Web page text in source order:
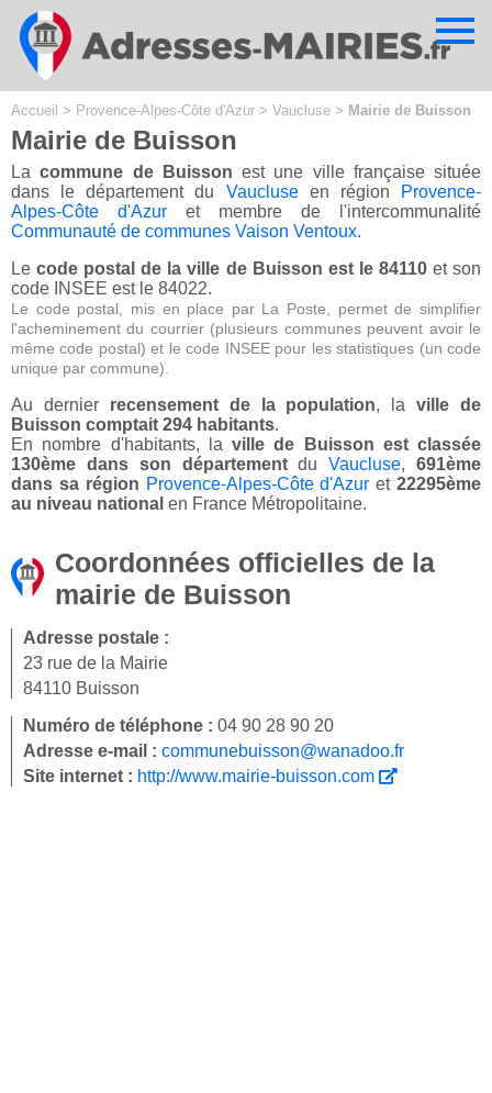
Accueil > Provence-Alpes-Côte d'Azur > Vaucluse > Mairie de Buisson
Mairie de Buisson
Lacommune de Buisson est une ville française située
dans le département du Vaucluseen région
Provence-
Alpes-Côte d'Azur et membre de l'intercommunalité
Communauté de communes Vaison Ventoux.
Lecode postal de la ville de Buisson est le 84110et son
code INSEE est le 84022.
Le code postal, mis en place par La Poste, permet de simplifier
l'acheminement du courrier (plusieurs communes peuvent avoir le
même code postal) et le code INSEE pour les statistiques (un code
unique par commune).
Au dernier recensement de la population, laville de
Buisson comptait 294 habitants.
En nombre d'habitants, la ville de Buisson est classée
130ème dans son départementduVaucluse,691ème
dans sa région Provence-Alpes-Côte d'Azur et22295ème
au niveau national en France Métropolitaine.
Coordonnées officielles de la
mairie de Buisson
Adresse postale :
23 rue de la Mairie
84110 Buisson
Numéro de téléphone : 04 90 28 90 20
Adresse e-mail : communebuisson@wanadoo.fr
Site internet : http://www.mairie-buisson.com
Cookies management panel